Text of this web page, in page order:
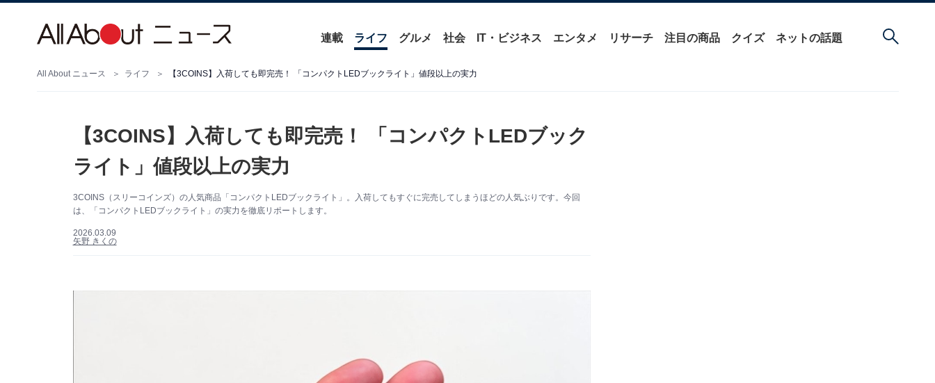
連載 ライフ グルメ 社会 IT・ビジネス エンタメ リサーチ 注目の商品 クイズ ネットの話題
All About ニュース ライフ 【3COINS】入荷しても即完売！ 「コンパクトLEDブックライト」値段以上の実力
【3COINS】入荷しても即完売！ 「コンパクトLEDブック
ライト」値段以上の実力
3COINS（スリーコインズ）の人気商品「コンパクトLEDブックライト」。入荷してもすぐに完売してしまうほどの人気ぶりです。今回
は、「コンパクトLEDブックライト」の実力を徹底リポートします。
2026.03.09
矢野 きくの